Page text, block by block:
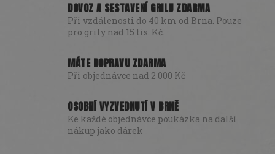
DOVOZ A SESTAVENÍ GRILU ZDARMA
Při vzdálenosti do 40 km od Brna. Pouze
pro grily nad 15 tis. Kč.
MÁTE DOPRAVU ZDARMA
Při objednávce nad 2 000 Kč
OSOBNÍ VYZVEDNUTÍ V BRNĚ
Ke každé objednávce poukázka na další
nákup jako dárek